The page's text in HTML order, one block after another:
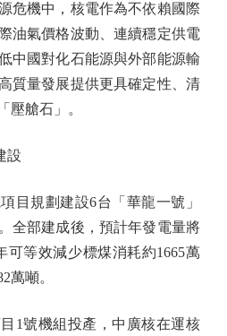
危機中，核電作為不依賴國際
油氣價格波動、連續穩定供電
中國對化石能源與外部能源輸
質量發展提供更具確定性、清
壓艙石」。
設
規劃建設6台「華龍一號」
全部建成後，預計年發電量將
可等效減少標煤消耗約1665萬
萬噸。
號機組投產，中廣核在運核